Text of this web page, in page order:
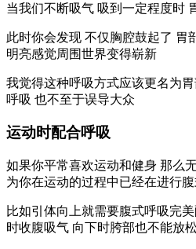
当我们不断吸气 吸到一定程度时
此时你会发现 不仅胸腔鼓起了 胃
明亮感觉周围世界变得崭新
我觉得这种呼吸方式应该更名为
呼吸 也不至于误导大众
运动时配合呼吸
如果你平常喜欢运动和健身 那么
为你在运动的过程中已经在进行
比如引体向上就需要腹式呼吸完
时收腹吸气 向下时胯部也不能放